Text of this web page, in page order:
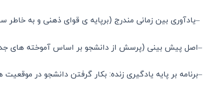
–یادآوری بین زمانی مندرج (برپایه ی قوای ذهنی و به خاطر
–اصل پیش بینی (پرسش از دانشجو بر اساس آموخته های
–برنامه بر پایه یادگیری زنده: بکار گرفتن دانشجو در